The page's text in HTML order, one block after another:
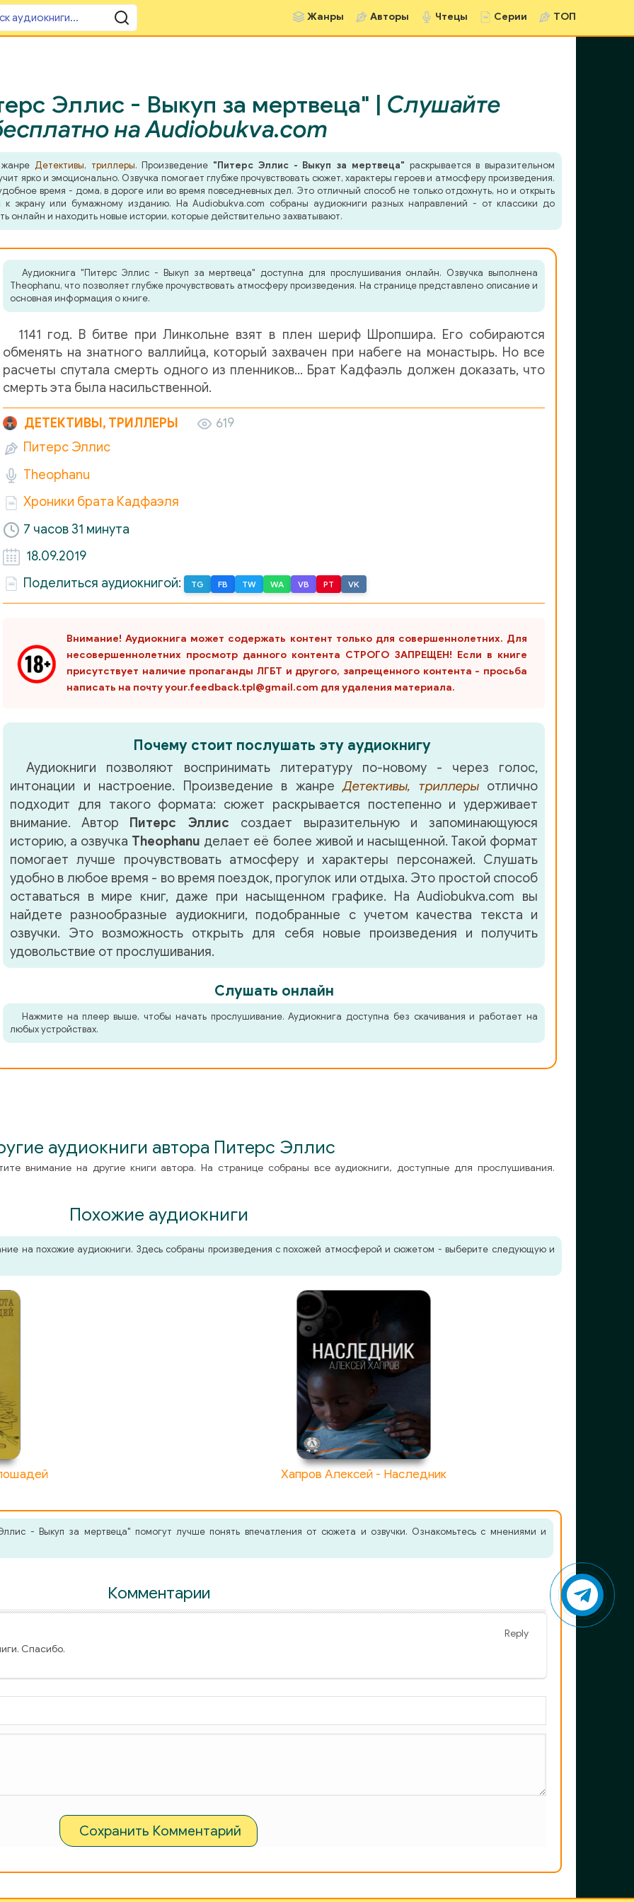
Жанры Авторы Чтецы Серии ТОП
Эллис - Выкуп за мертвеца" | Слушайте
на Audiobukva.com
Детективы, триллеры. Произведение "Питерс Эллис - Выкуп за мертвеца" раскрывается в выразительном
ярко и эмоционально. Озвучка помогает глубже прочувствовать сюжет, характеры героев и атмосферу произведения.
время - дома, в дороге или во время повседневных дел. Это отличный способ не только отдохнуть, но и открыть
экрану или бумажному изданию. На Audiobukva.com собраны аудиокниги разных направлений - от классики до
онлайн и находить новые истории, которые действительно захватывают.
Аудиокнига "Питерс Эллис - Выкуп за мертвеца" доступна для прослушивания онлайн. Озвучка выполнена
Theophanu, что позволяет глубже прочувствовать атмосферу произведения. На странице представлено описание и
основная информация о книге.
1141 год. В битве при Линкольне взят в плен шериф Шропшира. Его собираются
обменять на знатного валлийца, который захвачен при набеге на монастырь. Но все
расчеты спутала смерть одного из пленников… Брат Кадфаэль должен доказать, что
смерть эта была насильственной.
ДЕТЕКТИВЫ, ТРИЛЛЕРЫ
619
Питерс Эллис
Theophanu
Хроники брата Кадфаэля
7 часов 31 минута
18.09.2019
Поделиться аудиокнигой:
TG FB TW WA VB PT VK
Внимание! Аудиокнига может содержать контент только для совершеннолетних. Для
несовершеннолетних просмотр данного контента СТРОГО ЗАПРЕЩЕН! Если в книге
присутствует наличие пропаганды ЛГБТ и другого, запрещенного контента - просьба
написать на почту your.feedback.tpl@gmail.com для удаления материала.
Почему стоит послушать эту аудиокнигу
Аудиокниги позволяют воспринимать литературу по-новому - через голос,
интонации и настроение. Произведение в жанреДетективы, триллерыотлично
подходит для такого формата: сюжет раскрывается постепенно и удерживает
внимание. Автор Питерс Эллис создает выразительную и запоминающуюся
историю, а озвучка Theophanu делает её более живой и насыщенной. Такой формат
помогает лучше прочувствовать атмосферу и характеры персонажей. Слушать
удобно в любое время - во время поездок, прогулок или отдыха. Это простой способ
оставаться в мире книг, даже при насыщенном графике. На Audiobukva.com вы
найдете разнообразные аудиокниги, подобранные с учетом качества текста и
озвучки. Это возможность открыть для себя новые произведения и получить
удовольствие от прослушивания.
Слушать онлайн
Нажмите на плеер выше, чтобы начать прослушивание. Аудиокнига доступна без скачивания и работает на
любых устройствах.
аудиокниги автора Питерс Эллис
внимание на другие книги автора. На странице собраны все аудиокниги, доступные для прослушивания.
Похожие аудиокниги
на похожие аудиокниги. Здесь собраны произведения с похожей атмосферой и сюжетом - выберите следующую и
Хапров Алексей - Наследник
- Выкуп за мертвеца" помогут лучше понять впечатления от сюжета и озвучки. Ознакомьтесь с мнениями и
Комментарии
Reply
Спасибо.
Сохранить Комментарий